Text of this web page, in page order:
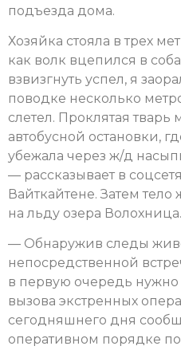
подъезда дома.
Хозяйка стояла в трех
как волк вцепился в
взвизгнуть успел, я
поводке несколько
слетел. Проклятая
автобусной остановки,
убежала через ж/д
— рассказывает в
Вайткайтене. Затем
на льду озера Волохница.
— Обнаружив следы
непосредственной
в первую очередь
вызова экстренных
сегодняшнего дня
оперативном порядке